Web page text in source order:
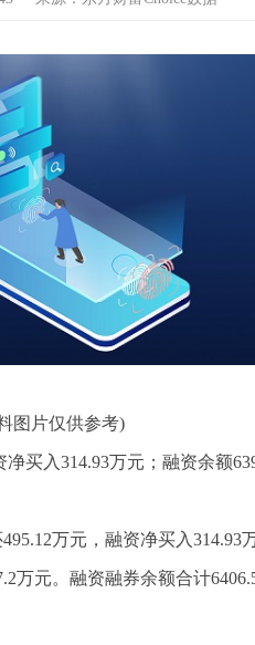
图片仅供参考)
买入314.93万元；融资余额
万元，融资净买入314.93
万元。融资融券余额合计